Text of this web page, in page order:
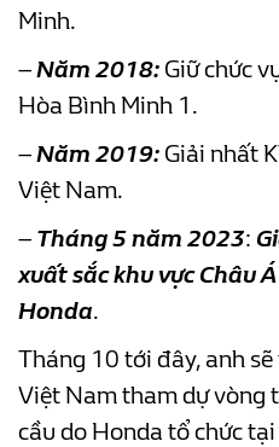
Minh.
–Năm 2018: Giữ chức
Hòa Bình Minh 1.
–Năm 2019: Giải nhất
Việt Nam.
– Tháng 5 năm 2023:
xuất sắc khu vực Châu
Honda.
Tháng 10 tới đây, anh
Việt Nam tham dự vòng
cầu do Honda tổ chức